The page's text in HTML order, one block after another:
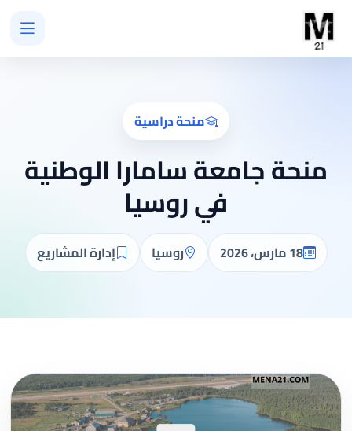
منحة دراسية
منحة جامعة سامارا الوطنية
في روسيا
18 مارس، 2026 روسيا إدارة المشاريع